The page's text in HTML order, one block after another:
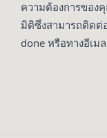
ความต้องการของ
มิติซึ่งสามารถติดต่
done หรือทางอีเม